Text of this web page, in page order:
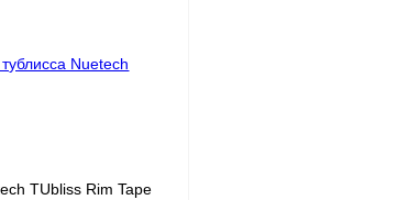
наличии
TUbliss Rim Tape